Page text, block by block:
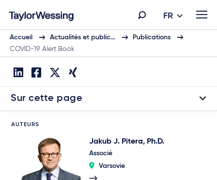
FR
Accueil Actualités et public…
Publications
COVID-19 Alert Book
Sur cette page
AUTEURS
Jakub J. Pitera, Ph.D.
Associé
Varsovie